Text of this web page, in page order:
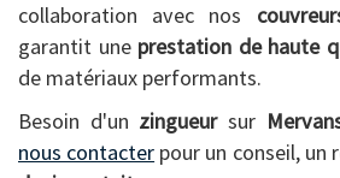
collaboration avec nos
garantit une prestation de haute
de matériaux performants.
Besoin d'un zingueursur
nous contacter pour un conseil, un